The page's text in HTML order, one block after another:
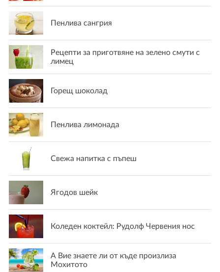
Пенлива сангрия
Рецепти за приготвяне на зелено смути с
лимец
Горещ шоколад
Пенлива лимонада
Свежа напитка с пъпеш
Ягодов шейк
Коледен коктейл: Рудолф Червения нос
А Вие знаете ли от къде произлиза
Мохитото